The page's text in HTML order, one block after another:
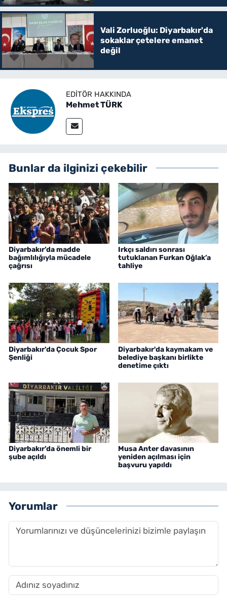
Vali Zorluoğlu: Diyarbakır'da
sokaklar çetelere emanet
değil
EDITÖR HAKKINDA
Mehmet TÜRK
Bunlar da ilginizi çekebilir
Diyarbakır’da madde
bağımlılığıyla mücadele
çağrısı
Irkçı saldırı sonrası
tutuklanan Furkan Oğlak’a
tahliye
Diyarbakır’da Çocuk Spor
Şenliği
Diyarbakır'da kaymakam ve
belediye başkanı birlikte
denetime çıktı
Diyarbakır’da önemli bir
şube açıldı
Musa Anter davasının
yeniden açılması için
başvuru yapıldı
Yorumlar